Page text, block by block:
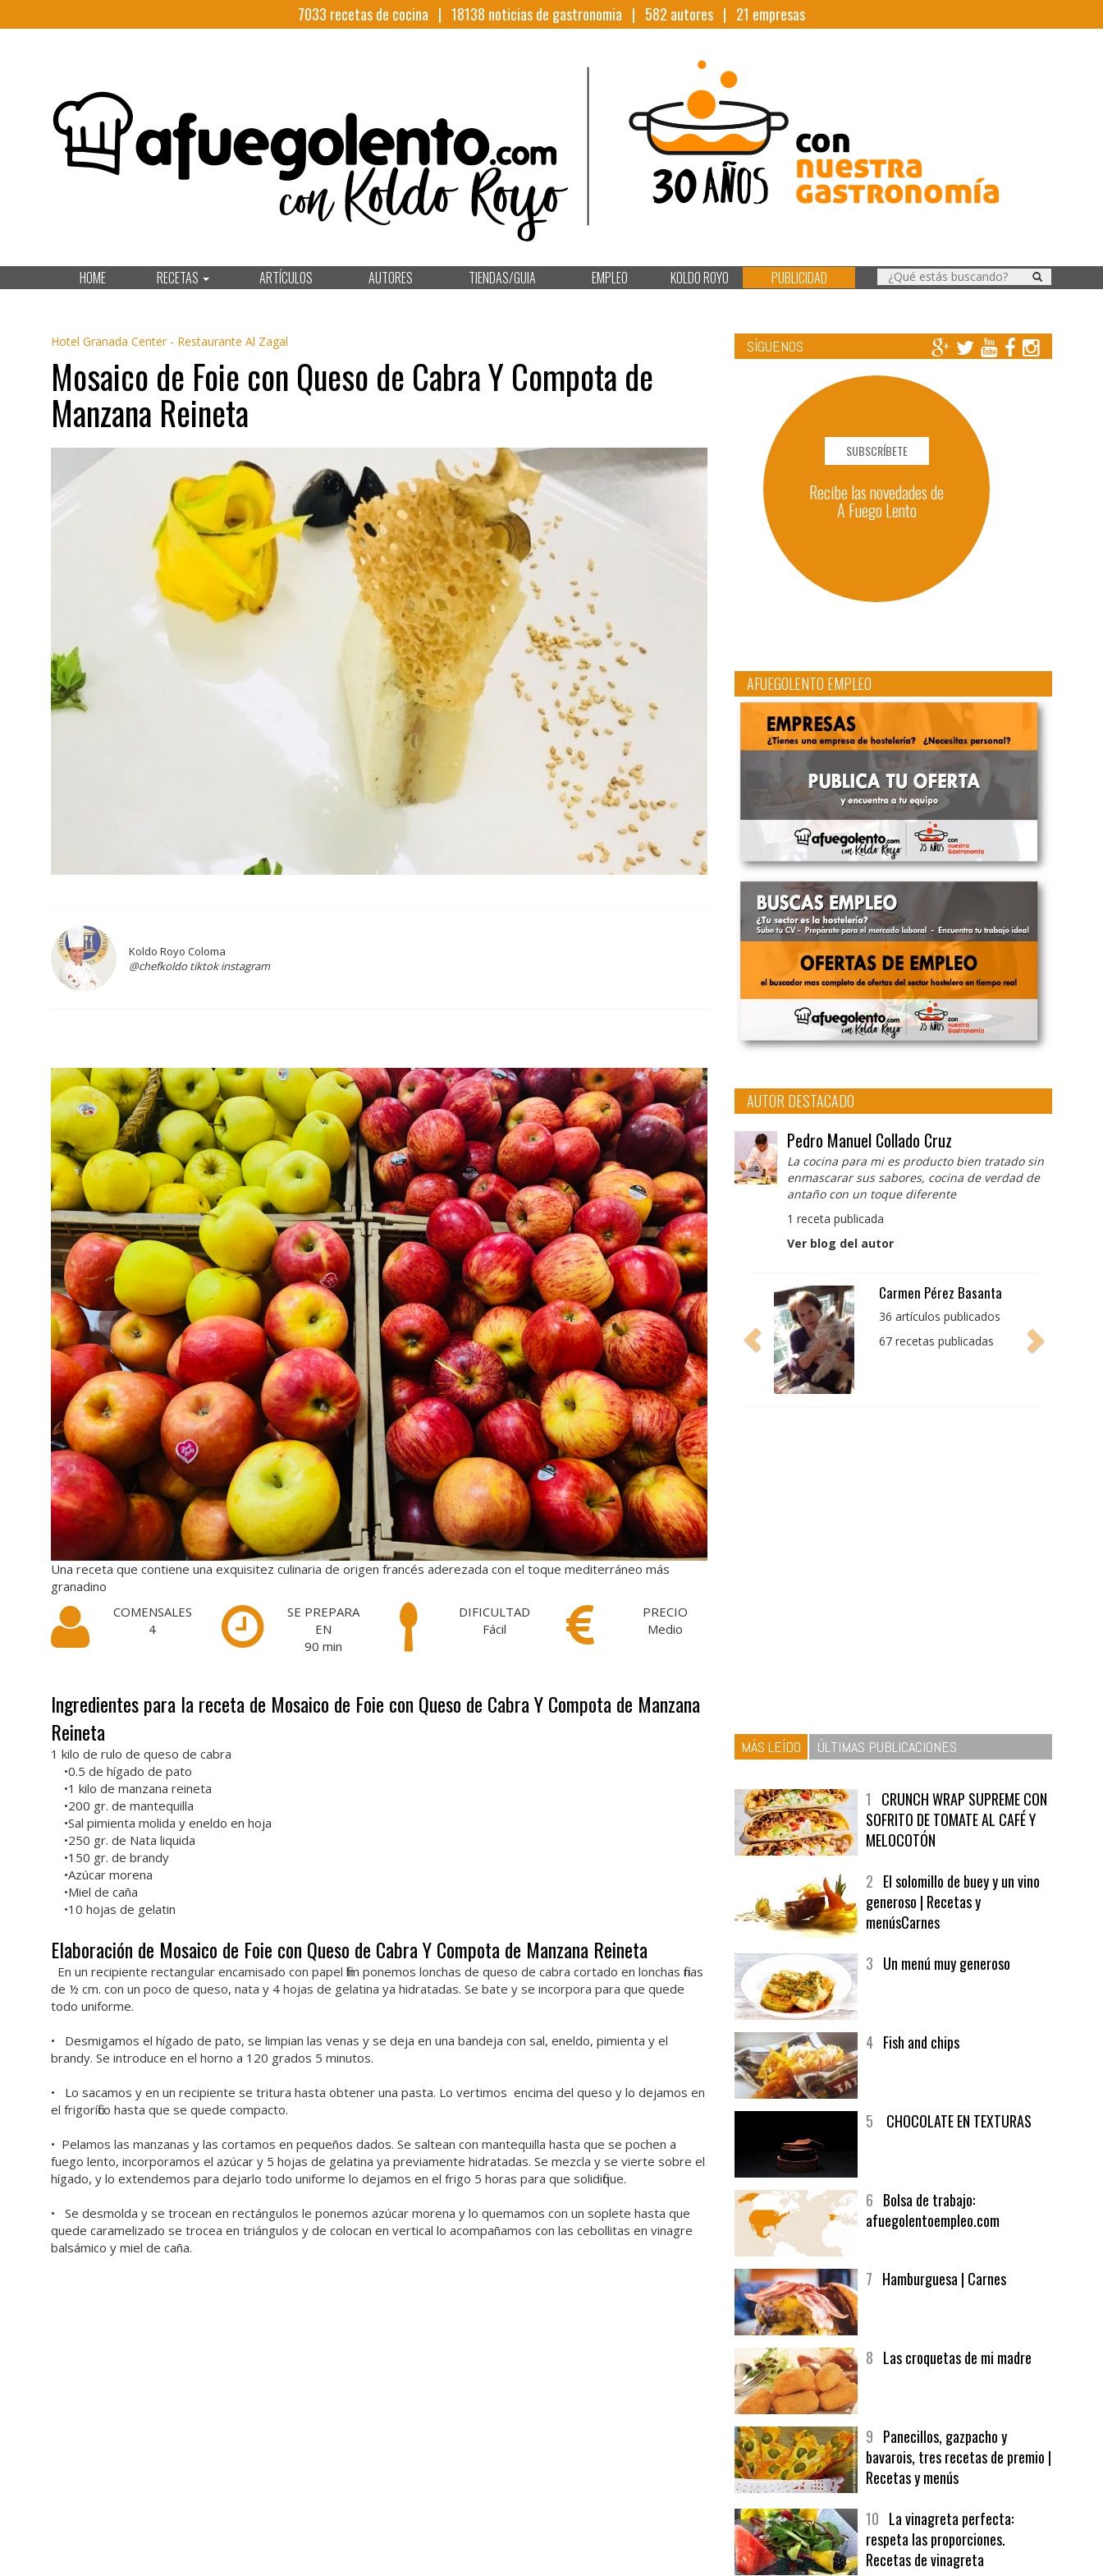
7033 recetas de cocina | 18138 noticias de gastronomia | 582 autores | 21 empresas
HOME RECETAS ARTÍCULOS AUTORES TIENDAS/GUIA EMPLEO KOLDO ROYO PUBLICIDAD
Hotel Granada Center - Restaurante Al Zagal
Mosaico de Foie con Queso de Cabra Y Compota de
Manzana Reineta
Koldo Royo Coloma
@chefkoldo tiktok instagram
Una receta que contiene una exquisitez culinaria de origen francés aderezada con el toque mediterráneo más
granadino
COMENSALES
4
SE PREPARA
EN
90 min
DIFICULTAD
Fácil
PRECIO
Medio
Ingredientes para la receta de Mosaico de Foie con Queso de Cabra Y Compota de Manzana
Reineta
1 kilo de rulo de queso de cabra
•0.5 de hígado de pato
•1 kilo de manzana reineta
•200 gr. de mantequilla
•Sal pimienta molida y eneldo en hoja
•250 gr. de Nata liquida
•150 gr. de brandy
•Azúcar morena
•Miel de caña
•10 hojas de gelatin
Elaboración de Mosaico de Foie con Queso de Cabra Y Compota de Manzana Reineta
En un recipiente rectangular encamisado con papel film ponemos lonchas de queso de cabra cortado en lonchas finas
de ½ cm. con un poco de queso, nata y 4 hojas de gelatina ya hidratadas. Se bate y se incorpora para que quede
todo uniforme.
• Desmigamos el hígado de pato, se limpian las venas y se deja en una bandeja con sal, eneldo, pimienta y el
brandy. Se introduce en el horno a 120 grados 5 minutos.
• Lo sacamos y en un recipiente se tritura hasta obtener una pasta. Lo vertimos encima del queso y lo dejamos en
el frigorífico hasta que se quede compacto.
• Pelamos las manzanas y las cortamos en pequeños dados. Se saltean con mantequilla hasta que se pochen a
fuego lento, incorporamos el azúcar y 5 hojas de gelatina ya previamente hidratadas. Se mezcla y se vierte sobre el
hígado, y lo extendemos para dejarlo todo uniforme lo dejamos en el frigo 5 horas para que solidifique.
• Se desmolda y se trocean en rectángulos le ponemos azúcar morena y lo quemamos con un soplete hasta que
quede caramelizado se trocea en triángulos y de colocan en vertical lo acompañamos con las cebollitas en vinagre
balsámico y miel de caña.
SÍGUENOS
SUBSCRÍBETE
Recibe las novedades de
A Fuego Lento
AFUEGOLENTO EMPLEO
AUTOR DESTACADO
Pedro Manuel Collado Cruz
La cocina para mi es producto bien tratado sin
enmascarar sus sabores, cocina de verdad de
antaño con un toque diferente
1 receta publicada
Ver blog del autor
Carmen Pérez Basanta
36 artículos publicados
67 recetas publicadas
MÁS LEÍDO ÚLTIMAS PUBLICACIONES
1 CRUNCH WRAP SUPREME CON
SOFRITO DE TOMATE AL CAFÉ Y
MELOCOTÓN
2 El solomillo de buey y un vino
generoso | Recetas y
menúsCarnes
3 Un menú muy generoso
4 Fish and chips
5 CHOCOLATE EN TEXTURAS
6 Bolsa de trabajo:
afuegolentoempleo.com
7 Hamburguesa | Carnes
8 Las croquetas de mi madre
9 Panecillos, gazpacho y
bavarois, tres recetas de premio |
Recetas y menús
10 La vinagreta perfecta:
respeta las proporciones.
Recetas de vinagreta